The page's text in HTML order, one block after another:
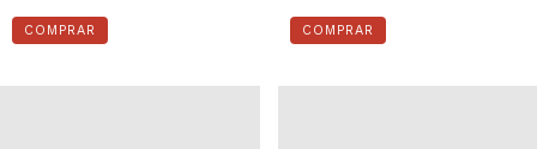
COMPRAR COMPRAR